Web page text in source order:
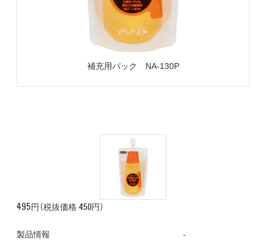
補充用パック NA-130P
495円（税抜価格 450円）
製品情報